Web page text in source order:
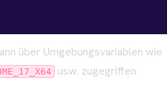
über Umgebungsvariablen wie
usw. zugegriffen